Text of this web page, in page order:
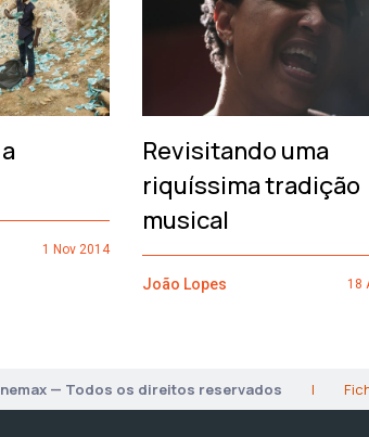
1 Nov 2014
Revisitando uma
riquíssima tradição
musical
João Lopes 18
— Todos os direitos reservados |